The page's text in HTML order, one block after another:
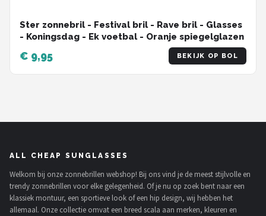
Ster zonnebril - Festival bril - Rave bril - Glasses
- Koningsdag - Ek voetbal - Oranje spiegelglazen
€ 9,95 BEKIJK OP BOL
ALL CHEAP SUNGLASSES
Welkom bij onze zonnebrillen webshop! Bij ons vind je de meest stijlvolle en
trendy zonnebrillen voor elke gelegenheid. Of je nu op zoek bent naar een
klassiek montuur, een sportieve look of een hip design, wij hebben het
allemaal. Onze collectie omvat een breed scala aan merken, kleuren en